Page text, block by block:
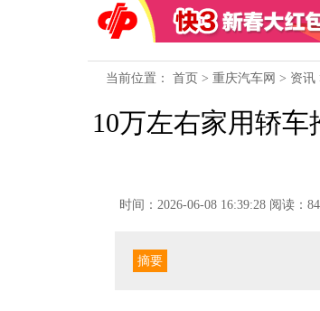
当前位置： 首页 > 重庆汽车网 > 资讯
10万左右家用轿
时间：2026-06-08 16:39:28 阅读：
摘要